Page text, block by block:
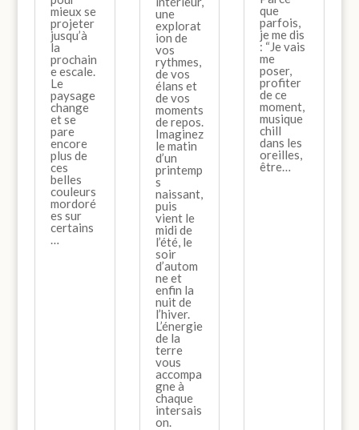
mieux se
projeter
jusqu’à
la
prochain
e escale.
Le
paysage
change
et se
pare
encore
plus de
ces
belles
couleurs
mordoré
es sur
certains
…
une
explorat
ion de
vos
rythmes,
de vos
élans et
de vos
moments
de repos.
Imaginez
le matin
d’un
printemp
s
naissant,
puis
vient le
midi de
l’été, le
soir
d’autom
ne et
enfin la
nuit de
l’hiver.
L’énergie
de la
terre
vous
accompa
gne à
chaque
intersais
on.
que
parfois,
je me dis
: “Je vais
me
poser,
profiter
de ce
moment,
musique
chill
dans les
oreilles,
être…